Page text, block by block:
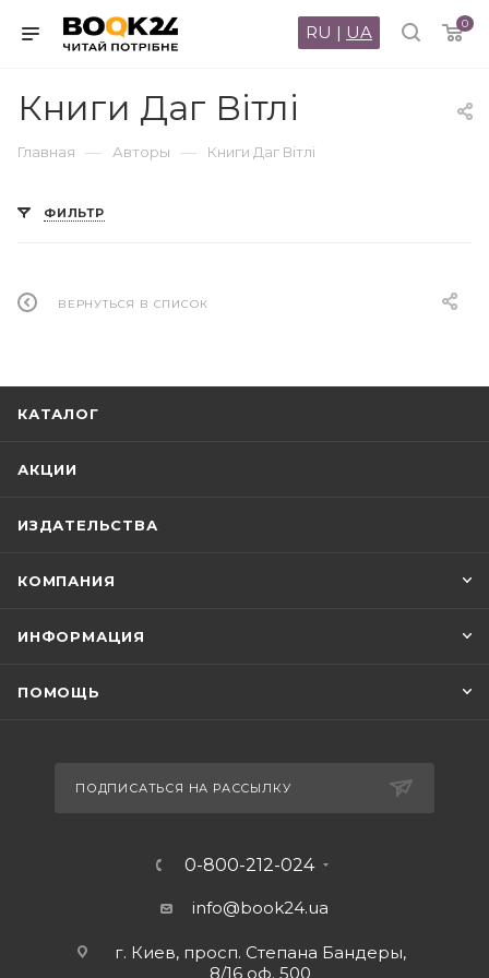
0
RU | UA
Книги Даг Вітлі
Главная — Авторы — Книги Даг Вітлі
ФИЛЬТР
ВЕРНУТЬСЯ В СПИСОК
КАТАЛОГ
АКЦИИ
ИЗДАТЕЛЬСТВА
КОМПАНИЯ
ИНФОРМАЦИЯ
ПОМОЩЬ
ПОДПИСАТЬСЯ НА РАССЫЛКУ
0-800-212-024
info@book24.ua
г. Киев, просп. Степана Бандеры,
8/16 оф. 500